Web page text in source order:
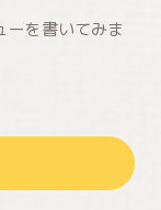
ーを書いてみま